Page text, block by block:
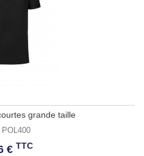
grande taille
POL400
€ TTC